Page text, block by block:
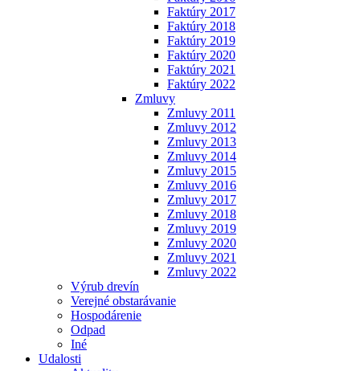
Faktúry 2017
Faktúry 2018
Faktúry 2019
Faktúry 2020
Faktúry 2021
Faktúry 2022
Zmluvy
Zmluvy 2011
Zmluvy 2012
Zmluvy 2013
Zmluvy 2014
Zmluvy 2015
Zmluvy 2016
Zmluvy 2017
Zmluvy 2018
Zmluvy 2019
Zmluvy 2020
Zmluvy 2021
Zmluvy 2022
Výrub drevín
Verejné obstarávanie
Hospodárenie
Odpad
Iné
Udalosti